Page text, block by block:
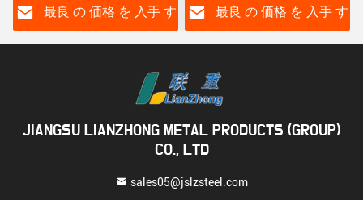
最良 の 価格 を 入手 す 最良 の 価格 を 入手 す
JIANGSU LIANZHONG METAL PRODUCTS (GROUP)
CO., LTD
sales05@jslzsteel.com